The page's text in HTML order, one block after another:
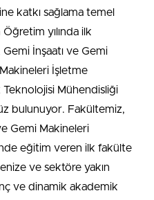
katkı sağlama temel
yılında ilk
İnşaatı ve Gemi
İşletme
Mühendisliği
bulunuyor. Fakültemiz,
Gemi Makineleri
eğitim veren ilk fakülte
ve sektöre yakın
ve dinamik akademik